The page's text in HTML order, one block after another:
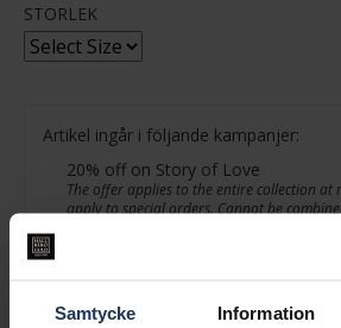
Samtycke Information
STORLEK
Artikel ingår i följande kampanjer:
20% off on Story of Love
The offer applies to the entire collection at
apply to special orders. Cannot be